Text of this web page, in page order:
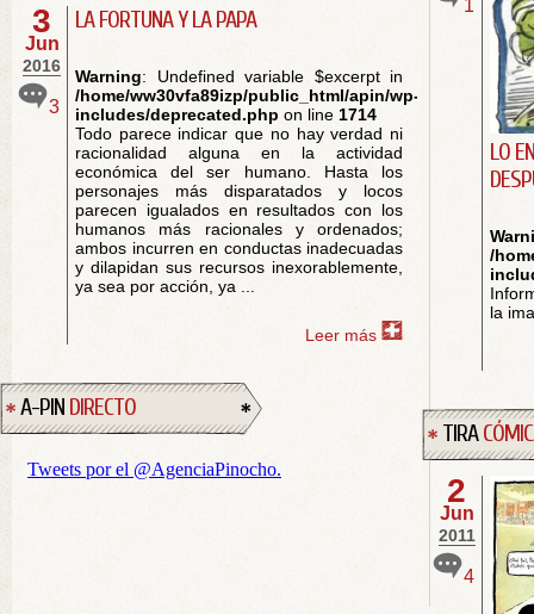
3
Jun
2016
3
LA FORTUNA Y LA PAPA
Warning: Undefined variable $excerpt in
/home/ww30vfa89izp/public_html/apin/wp-
includes/deprecated.php on line 1714
Todo parece indicar que no hay verdad ni
racionalidad alguna en la actividad
económica del ser humano. Hasta los
personajes más disparatados y locos
parecen igualados en resultados con los
humanos más racionales y ordenados;
ambos incurren en conductas inadecuadas
y dilapidan sus recursos inexorablemente,
ya sea por acción, ya ...
Leer más
A-PIN DIRECTO
1
LO
/
la
TIRA
2
Jun
2011
4